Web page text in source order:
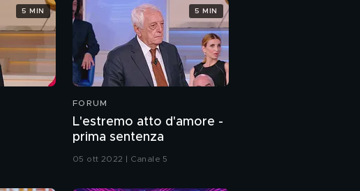
5 MIN
FORUM
L'estremo atto d'amore -
prima sentenza
05 ott 2022 | Canale 5
5 MIN